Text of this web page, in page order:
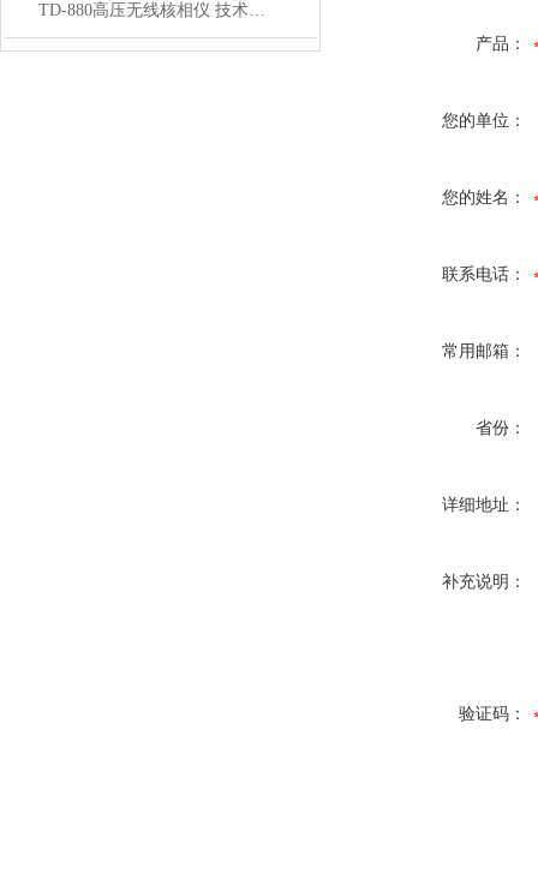
TD-880高压无线核相仪 技术特点
产品：
您的单位：
您的姓名：
联系电话：
常用邮箱：
省份：
详细地址：
补充说明：
验证码：